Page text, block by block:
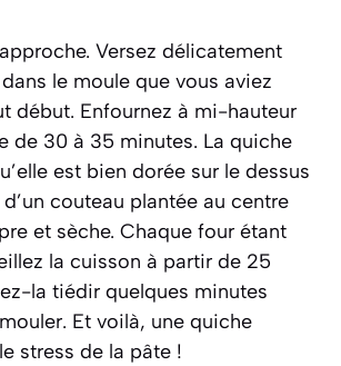
Versez délicatement
le moule que vous aviez
début. Enfournez à mi-hauteur
de 30 à 35 minutes. La quiche
est bien dorée sur le dessus
couteau plantée au centre
et sèche. Chaque four étant
la cuisson à partir de 25
la tiédir quelques minutes
Et voilà, une quiche
stress de la pâte !